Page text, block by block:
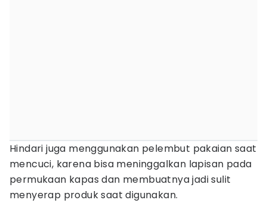
Hindari juga menggunakan pelembut pakaian saat
mencuci, karena bisa meninggalkan lapisan pada
permukaan kapas dan membuatnya jadi sulit
menyerap produk saat digunakan.